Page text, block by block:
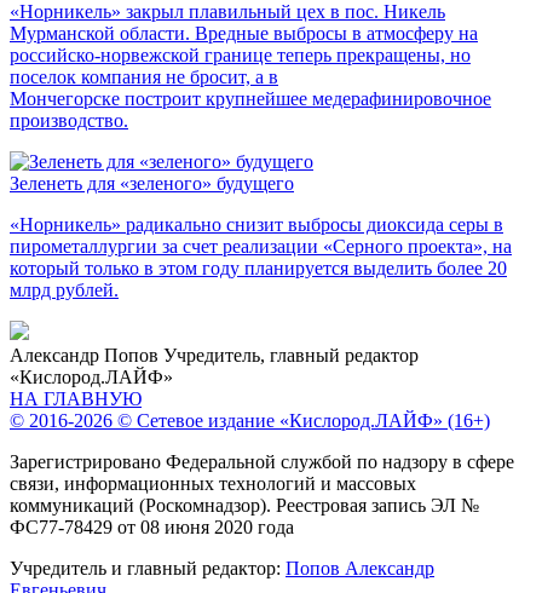
«Норникель» закрыл плавильный цех в пос. Никель
Мурманской области. Вредные выбросы в атмосферу на
российско-норвежской границе теперь прекращены, но
поселок компания не бросит, а в
Мончегорске построит крупнейшее медерафинировочное
производство.
Зеленеть для «зеленого» будущего
«Норникель» радикально снизит выбросы диоксида серы в
пирометаллургии за счет реализации «Серного проекта», на
который только в этом году планируется выделить более 20
млрд рублей.
Александр Попов Учредитель, главный редактор
«Кислород.ЛАЙФ»
НА ГЛАВНУЮ
© 2016-2026 © Сетевое издание «Кислород.ЛАЙФ» (16+)
Зарегистрировано Федеральной службой по надзору в сфере
связи, информационных технологий и массовых
коммуникаций (Роскомнадзор). Реестровая запись ЭЛ №
ФС77-78429 от 08 июня 2020 года
Учредитель и главный редактор: Попов Александр